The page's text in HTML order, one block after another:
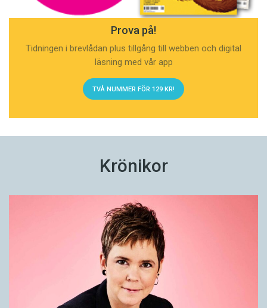
Prova på!
Tidningen i brevlådan plus tillgång till webben och digital
läsning med vår app
TVÅ NUMMER FÖR 129 KR!
Krönikor